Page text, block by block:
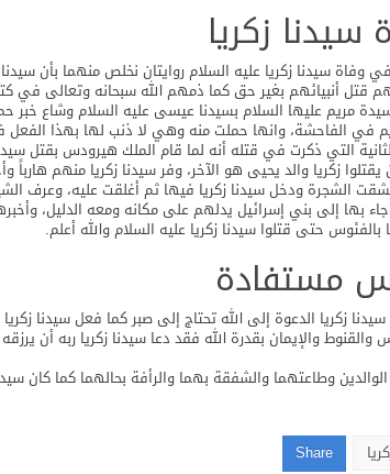
سيدنا زكريا
وفاة سيدنا زكريا عليه السلام روايتان نخلص منهما بأن
قتل أنبيائهم بغير حق كما ذمهم الله سبحانه وتعالى في
مريم عليها السلام بسيدنا عيسى عليه السلام وشاع خبر
في الفاحشة، وانها حملت منه وهي لا ذنب لها بهذا الفعل
التي ذكرت في قتله أنه لما قام الملك هيرودس بقتل
زكريا والد يحيى هو الآخر، وفر سيدنا زكريا منهم
الشجرة ودخل سيدنا زكريا فيها ثم أغلقت عليه، وعرف
بها إلى بني إسرائيل يدلهم على مكانه ومعه الدليل،
بالفئوس حتى قتلوا سيدنا زكريا عليه السلام والله أعلم.
مستفادة
زكريا الدعوة إلى الله تحتاج إلى صبر كما فعل سيدنا
والقنوط والإيمان بقدرة الله فقد دعا سيدنا زكريا ربه أن
وطاعتهما والشفقة بهما والرأفة بحالهما كما كان
Share